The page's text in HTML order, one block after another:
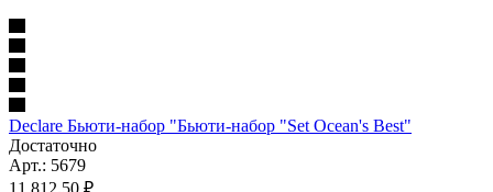
Declare Бьюти-набор "Бьюти-набор "Set Ocean's Best"
Достаточно
Арт.: 5679
11 812.50 ₽